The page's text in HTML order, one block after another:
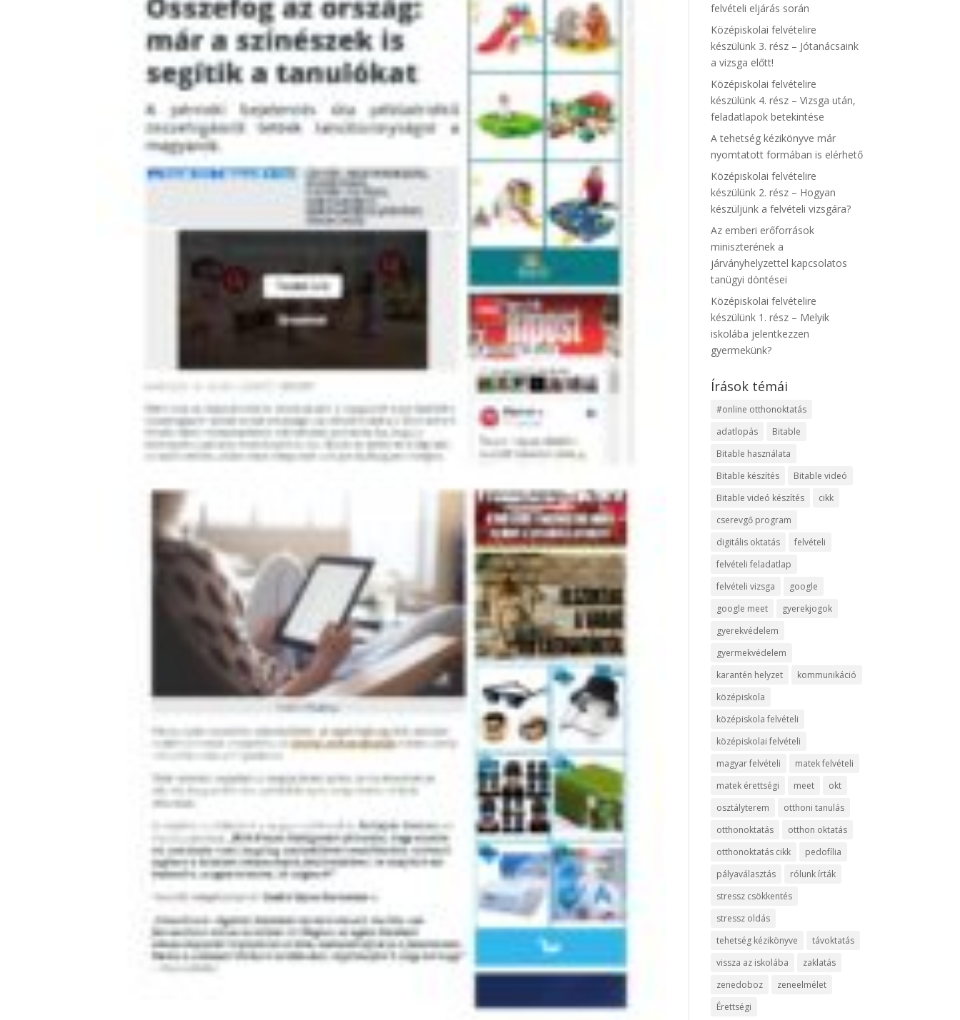
felvételi eljárás során
Középiskolai felvételire
készülünk 3. rész – Jótanácsaink
a vizsga előtt!
Középiskolai felvételire
készülünk 4. rész – Vizsga után,
feladatlapok betekintése
A tehetség kézikönyve már
nyomtatott formában is elérhető
Középiskolai felvételire
készülünk 2. rész – Hogyan
készüljünk a felvételi vizsgára?
Az emberi erőforrások
miniszterének a
járványhelyzettel kapcsolatos
tanügyi döntései
Középiskolai felvételire
készülünk 1. rész – Melyik
iskolába jelentkezzen
gyermekünk?
Írások témái
#online otthonoktatás
adatlopás
Bitable
Bitable használata
Bitable készítés
Bitable videó
Bitable videó készítés
cikk
cserevgő program
digitális oktatás
felvételi
felvételi feladatlap
felvételi vizsga
google
google meet
gyerekjogok
gyerekvédelem
gyermekvédelem
karantén helyzet
kommunikáció
középiskola
középiskola felvételi
középiskolai felvételi
magyar felvételi
matek felvételi
matek érettségi
meet
okt
osztályterem
otthoni tanulás
otthonoktatás
otthon oktatás
otthonoktatás cikk
pedofília
pályaválasztás
rólunk írták
stressz csökkentés
stressz oldás
tehetség kézikönyve
távoktatás
vissza az iskolába
zaklatás
zenedoboz
zeneelmélet
Érettségi